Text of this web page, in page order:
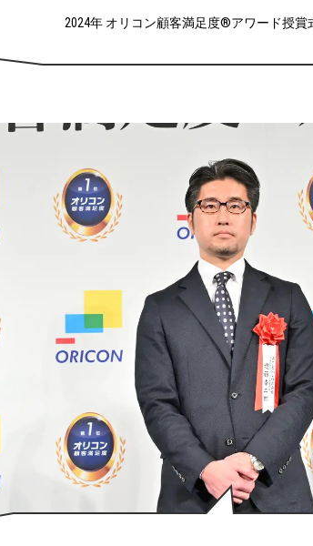
2024年 オリコン顧客満足度®アワード授賞